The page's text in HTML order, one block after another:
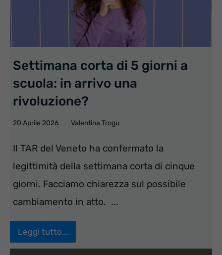
Settimana corta di 5 giorni a
scuola: in arrivo una
rivoluzione?
20 Aprile 2026 Valentina Trogu
Il TAR del Veneto ha confermato la
legittimità della settimana corta di cinque
giorni. Facciamo chiarezza sul possibile
cambiamento in atto. ...
Leggi tutto...